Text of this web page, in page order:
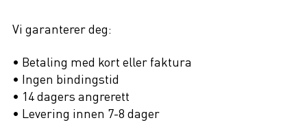
Vi garanterer deg:
• Betaling med kort eller faktura
• Ingen bindingstid
• 14 dagers angrerett
• Levering innen 7-8 dager